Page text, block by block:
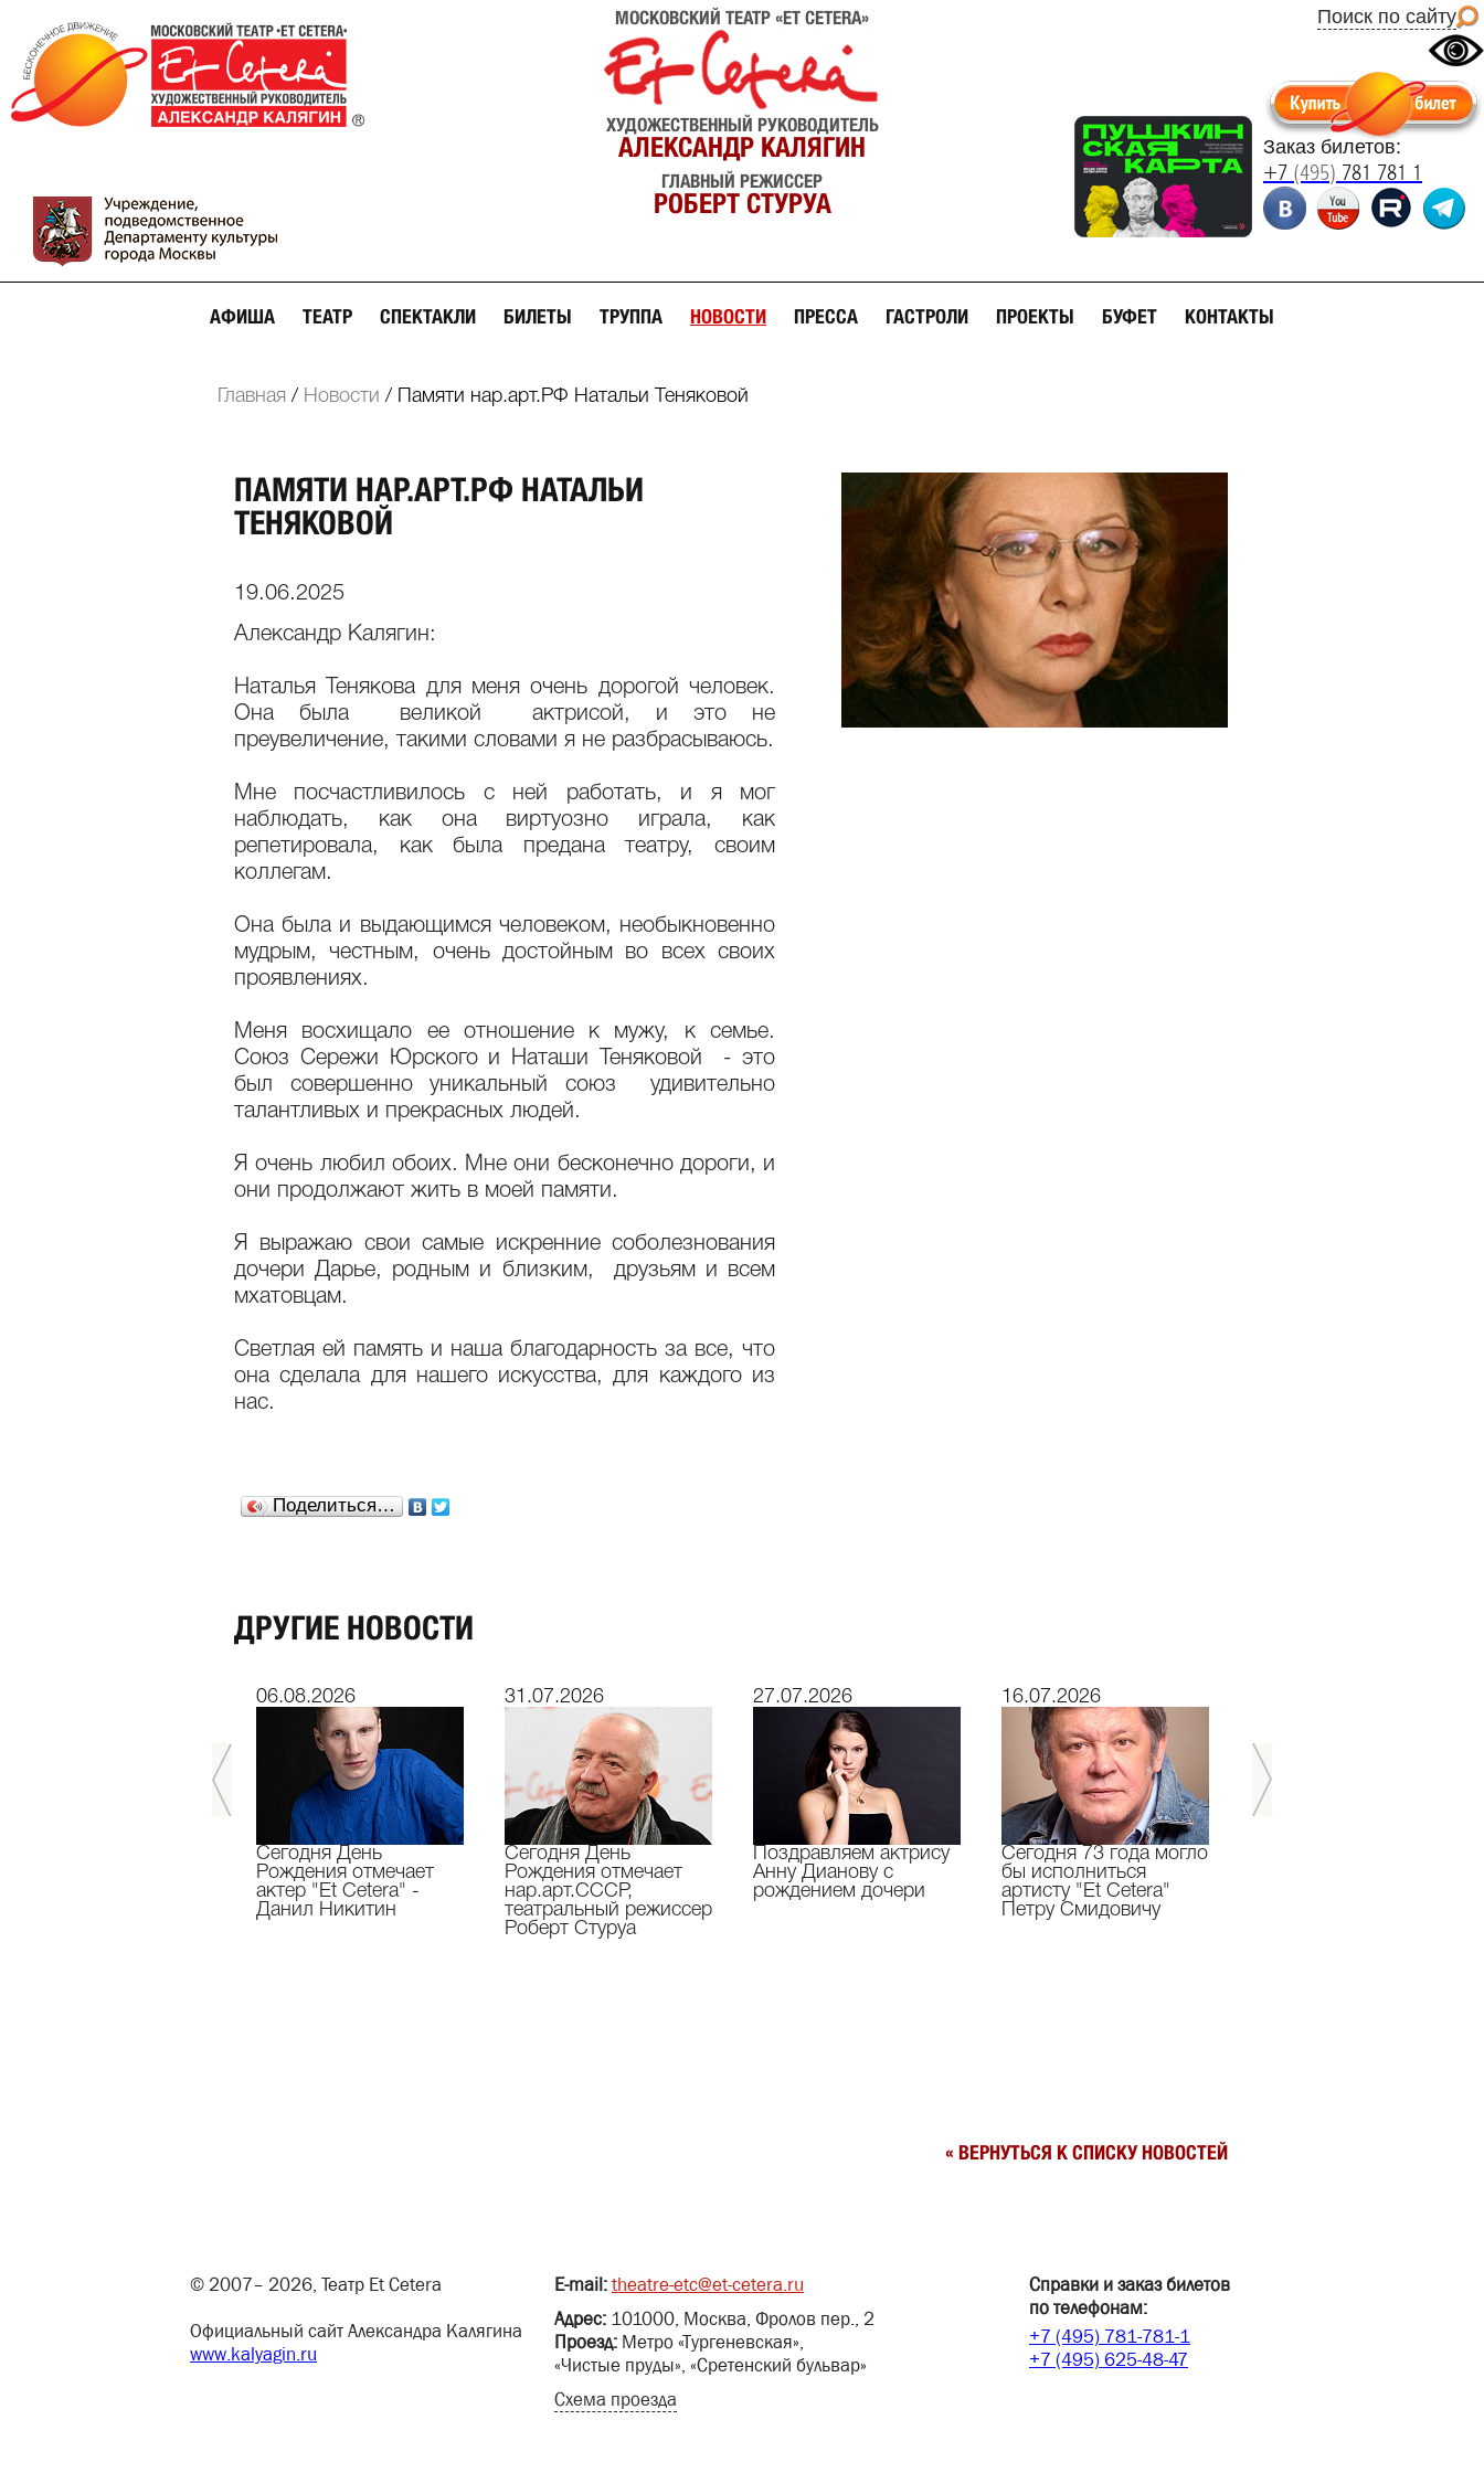
Поиск по сайту
Заказ билетов:
+7 (495) 781 781 1
МОСКОВСКИЙ ТЕАТР «ET CETERA»
ХУДОЖЕСТВЕННЫЙ РУКОВОДИТЕЛЬ
АЛЕКСАНДР КАЛЯГИН
ГЛАВНЫЙ РЕЖИССЕР
РОБЕРТ СТУРУА
АФИША ТЕАТР СПЕКТАКЛИ БИЛЕТЫ ТРУППА НОВОСТИ ПРЕССА ГАСТРОЛИ ПРОЕКТЫ БУФЕТ КОНТАКТЫ
Главная / Новости / Памяти нар.арт.РФ Натальи Теняковой
ПАМЯТИ НАР.АРТ.РФ НАТАЛЬИ
ТЕНЯКОВОЙ
19.06.2025
Александр Калягин:
Наталья Тенякова для меня очень дорогой человек.
Она была великой актрисой, и это не
преувеличение, такими словами я не разбрасываюсь.
Мне посчастливилось с ней работать, и я мог
наблюдать, как она виртуозно играла, как
репетировала, как была предана театру, своим
коллегам.
Она была и выдающимся человеком, необыкновенно
мудрым, честным, очень достойным во всех своих
проявлениях.
Меня восхищало ее отношение к мужу, к семье.
Союз Сережи Юрского и Наташи Теняковой - это
был совершенно уникальный союз удивительно
талантливых и прекрасных людей.
Я очень любил обоих. Мне они бесконечно дороги, и
они продолжают жить в моей памяти.
Я выражаю свои самые искренние соболезнования
дочери Дарье, родным и близким, друзьям и всем
мхатовцам.
Светлая ей память и наша благодарность за все, что
она сделала для нашего искусства, для каждого из
нас.
Поделиться…
ДРУГИЕ НОВОСТИ
06.08.2026
Сегодня День
Рождения отмечает
актер "Et Cetera" -
Данил Никитин
31.07.2026
Сегодня День
Рождения отмечает
нар.арт.СССР,
театральный режиссер
Роберт Стуруа
27.07.2026
Поздравляем актрису
Анну Дианову с
рождением дочери
16.07.2026
Сегодня 73 года могло
бы исполниться
артисту "Et Cetera"
Петру Смидовичу
« ВЕРНУТЬСЯ К СПИСКУ НОВОСТЕЙ
© 2007– 2026, Театр Et Cetera
Официальный сайт Александра Калягина
www.kalyagin.ru
E-mail:theatre-etc@et-cetera.ru
Адрес: 101000, Москва, Фролов пер., 2
Проезд: Метро «Тургеневская»,
«Чистые пруды», «Сретенский бульвар»
Схема проезда
Справки и заказ билетов
по телефонам:
+7 (495) 781-781-1
+7 (495) 625-48-47